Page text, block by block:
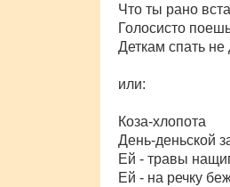
Что ты рано
Голосисто
Деткам спать
или:
Коза-хлопота
День-деньской
Ей - травы
Ей - на речку